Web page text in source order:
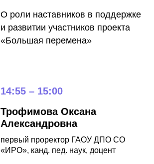
О роли наставников в поддержке
и развитии участников проекта
«Большая перемена»
14:55 – 15:00
Трофимова Оксана
Александровна
первый проректор ГАОУ ДПО СО
«ИРО», канд. пед. наук, доцент